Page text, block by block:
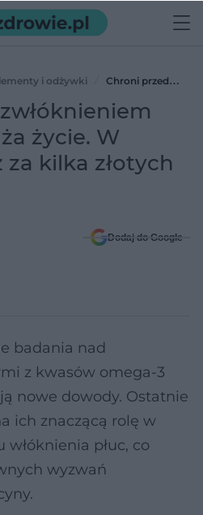
i odżywki
Chroni przed
W aptece kupisz za kilka złotych
życie. W
kilka złotych
Dodaj do Google
badania nad
z kwasów omega-3
nowe dowody. Ostatnie
ich znaczącą rolę w
płuc, co
wyzwań